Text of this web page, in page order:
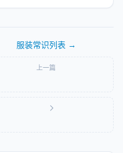
服装常识列表 →
上一篇